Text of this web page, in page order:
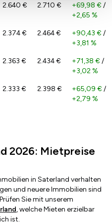
2.640 € 2.710 € +69,98 € /
+2,65 %
2.374 € 2.464 € +90,43 € /
+3,81 %
2.363 € 2.434 € +71,38 € /
+3,02 %
2.333 € 2.398 € +65,09 € /
+2,79 %
2026: Mietpreise
in Saterland verhalten
und neuere Immobilien sind
Sie mit unserem
, welche Mieten erzielbar
ist.